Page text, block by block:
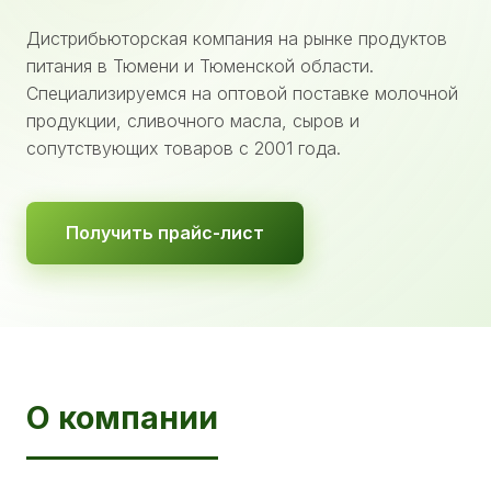
Дистрибьюторская компания на рынке продуктов
питания в Тюмени и Тюменской области.
Специализируемся на оптовой поставке молочной
продукции, сливочного масла, сыров и
сопутствующих товаров с 2001 года.
Получить прайс-лист
О компании